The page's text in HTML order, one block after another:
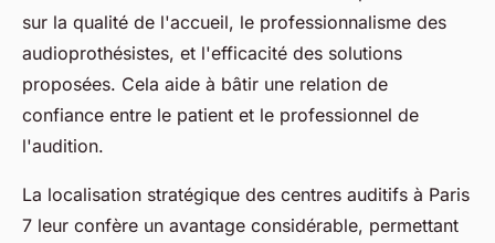
sur la qualité de l'accueil, le professionnalisme des
audioprothésistes, et l'efficacité des solutions
proposées. Cela aide à bâtir une relation de
confiance entre le patient et le professionnel de
l'audition.
La localisation stratégique des centres auditifs à Paris
7 leur confère un avantage considérable, permettant